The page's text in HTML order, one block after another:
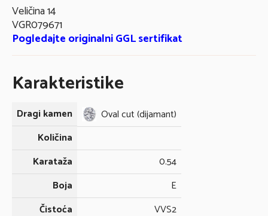
Veličina 14
VGR079671
Pogledajte originalni GGL sertifikat
Karakteristike
Dragi kamen
Količina
Karataža
Boja
Čistoća
Oval cut (dijamant)
0.54
E
VVS2